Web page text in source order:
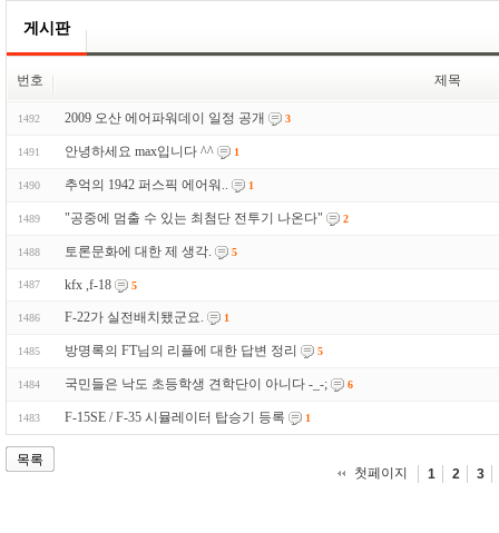
게시판
번호 제목
1492 2009 오산 에어파워데이 일정 공개 3
1491 안녕하세요 max입니다 ^^ 1
1490 추억의 1942 퍼스픽 에어워.. 1
1489 "공중에 멈출 수 있는 최첨단 전투기 나온다" 2
1488 토론문화에 대한 제 생각. 5
1487 kfx ,f-18 5
1486 F-22가 실전배치됐군요. 1
1485 방명록의 FT님의 리플에 대한 답변 정리 5
1484 국민들은 낙도 초등학생 견학단이 아니다 -_-; 6
1483 F-15SE / F-35 시뮬레이터 탑승기 등록 1
목록
첫페이지
1 2 3